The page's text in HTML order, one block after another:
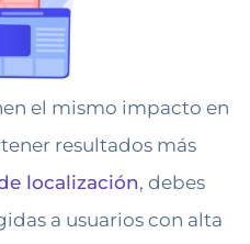
el mismo impacto en
resultados más
localización, debes
a usuarios con alta